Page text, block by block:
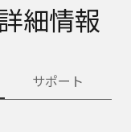
細情報
サポート